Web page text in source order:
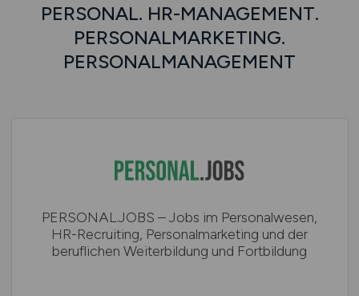
PERSONAL. HR-MANAGEMENT.
PERSONALMARKETING.
PERSONALMANAGEMENT
PERSONAL.JOBS – Jobs im Personalwesen,
HR-Recruiting, Personalmarketing und der
beruflichen Weiterbildung und Fortbildung